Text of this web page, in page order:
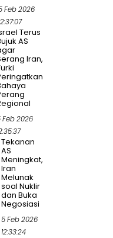
Feb 2026
Terus
AS
Iran,
Feb 2026
Tekanan
AS
Meningkat,
Iran
Melunak
soal Nuklir
dan Buka
Negosiasi
5 Feb 2026
12:33:24